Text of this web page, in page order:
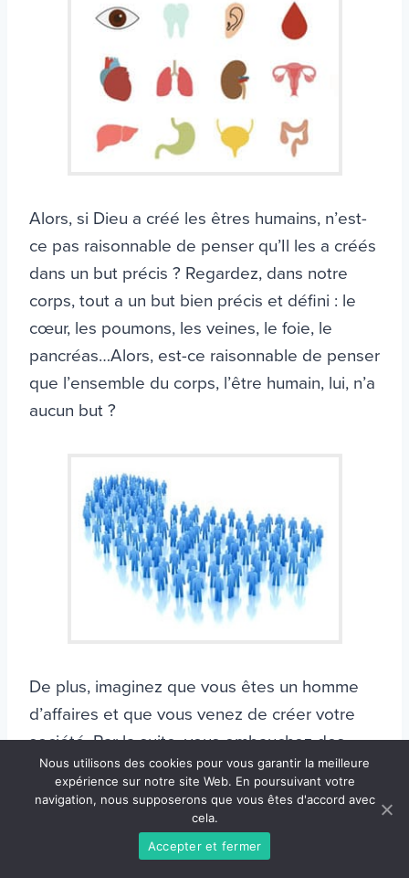
Alors, si Dieu a créé les êtres humains, n’est-
ce pas raisonnable de penser qu’Il les a créés
dans un but précis ? Regardez, dans notre
corps, tout a un but bien précis et défini : le
cœur, les poumons, les veines, le foie, le
pancréas…Alors, est-ce raisonnable de penser
que l’ensemble du corps, l’être humain, lui, n’a
aucun but ?
De plus, imaginez que vous êtes un homme
d’affaires et que vous venez de créer votre
société. Par la suite, vous embauchez des
employés, mais vous ne leur dites pas quel
est leur but au sein de votre entreprise.
Résultat, vos employés font ce qu’ils veulent,
car vous ne les avez pas informés de leur rôle
Nous utilisons des cookies pour vous garantir la meilleure
expérience sur notre site Web. En poursuivant votre
navigation, nous supposerons que vous êtes d'accord avec
cela.
Accepter et fermer